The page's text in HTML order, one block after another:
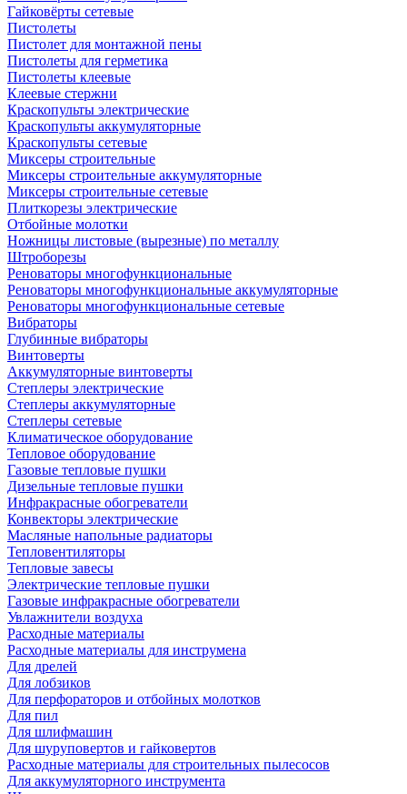
Гайковёрты сетевые
Пистолеты
Пистолет для монтажной пены
Пистолеты для герметика
Пистолеты клеевые
Клеевые стержни
Краскопульты электрические
Краскопульты аккумуляторные
Краскопульты сетевые
Миксеры строительные
Миксеры строительные аккумуляторные
Миксеры строительные сетевые
Плиткорезы электрические
Отбойные молотки
Ножницы листовые (вырезные) по металлу
Штроборезы
Реноваторы многофункциональные
Реноваторы многофункциональные аккумуляторные
Реноваторы многофункциональные сетевые
Вибраторы
Глубинные вибраторы
Винтоверты
Аккумуляторные винтоверты
Степлеры электрические
Степлеры аккумуляторные
Степлеры сетевые
Климатическое оборудование
Тепловое оборудование
Газовые тепловые пушки
Дизельные тепловые пушки
Инфракрасные обогреватели
Конвекторы электрические
Масляные напольные радиаторы
Тепловентиляторы
Тепловые завесы
Электрические тепловые пушки
Газовые инфракрасные обогреватели
Увлажнители воздуха
Расходные материалы
Расходные материалы для инструмена
Для дрелей
Для лобзиков
Для перфораторов и отбойных молотков
Для пил
Для шлифмашин
Для шуруповертов и гайковертов
Расходные материалы для строительных пылесосов
Для аккумуляторного инструмента